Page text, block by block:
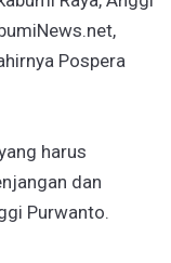
Pospera
harus
dan
Purwanto.